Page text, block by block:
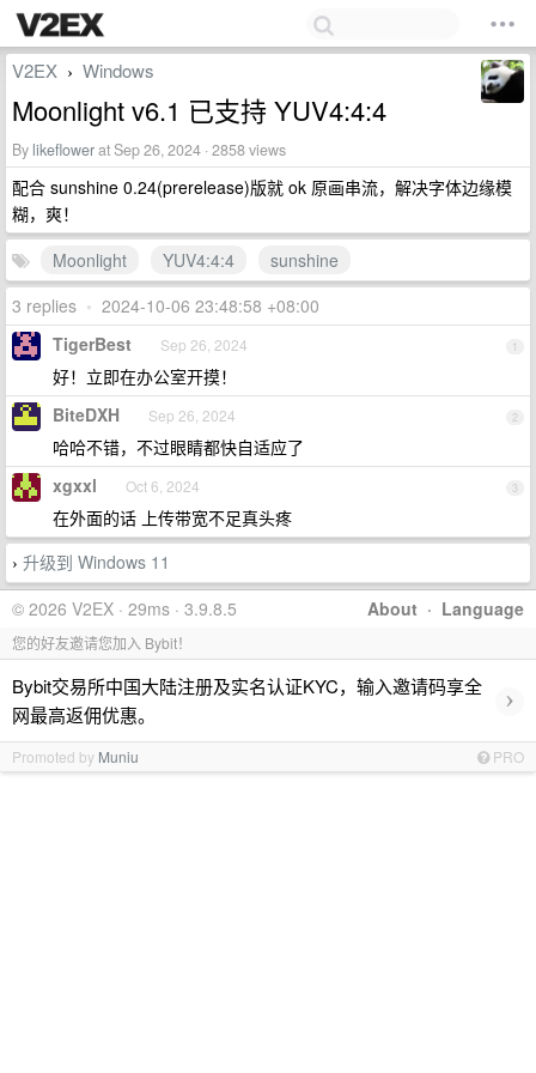
V2EX › Windows
Moonlight v6.1 已支持 YUV4:4:4
By likeflowerat Sep 26, 2024 · 2858 views
配合 sunshine 0.24(prerelease)版就 ok 原画串流，解决字体边缘模
糊，爽！
Moonlight
YUV4:4:4
sunshine
3 replies • 2024-10-06 23:48:58 +08:00
1
TigerBest Sep 26, 2024
好！立即在办公室开摸！
2
BiteDXH Sep 26, 2024
哈哈不错，不过眼睛都快自适应了
3
xgxxl Oct 6, 2024
在外面的话 上传带宽不足真头疼
› 升级到 Windows 11
About · Language
© 2026 V2EX · 29ms · 3.9.8.5
您的好友邀请您加入 Bybit！
Bybit交易所中国大陆注册及实名认证KYC，输入邀请码享全
网最高返佣优惠。
›
Promoted by Muniu PRO